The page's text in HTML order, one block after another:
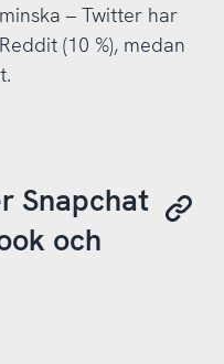
– Twitter har
(10 %), medan
Snapchat
och